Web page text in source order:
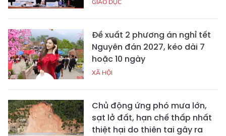
GIÁO DỤC
Đề xuất 2 phương án nghỉ tết
Nguyên đán 2027, kéo dài 7
hoặc 10 ngày
XÃ HỘI
Chủ động ứng phó mưa lớn,
sạt lở đất, hạn chế thấp nhất
thiệt hại do thiên tai gây ra